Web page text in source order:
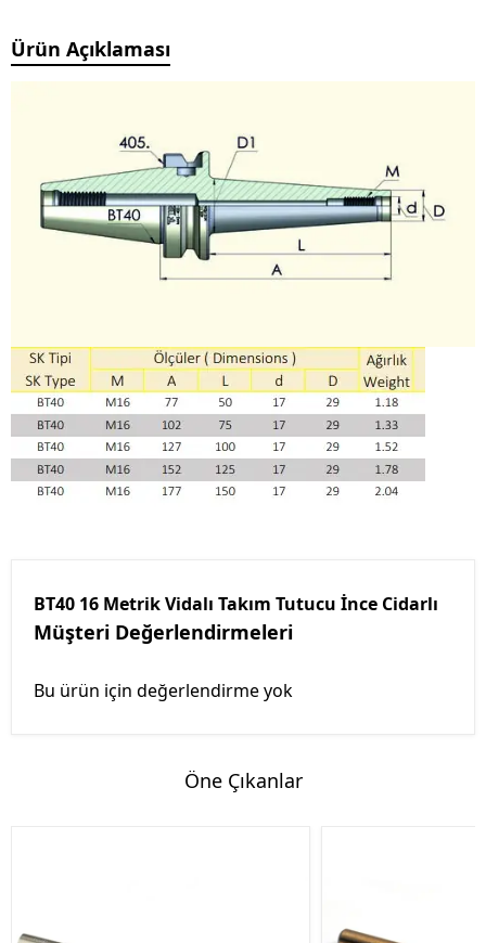
Ürün Açıklaması
BT40 16 Metrik Vidalı Takım Tutucu İnce Cidarlı
Müşteri Değerlendirmeleri
Bu ürün için değerlendirme yok
Öne Çıkanlar